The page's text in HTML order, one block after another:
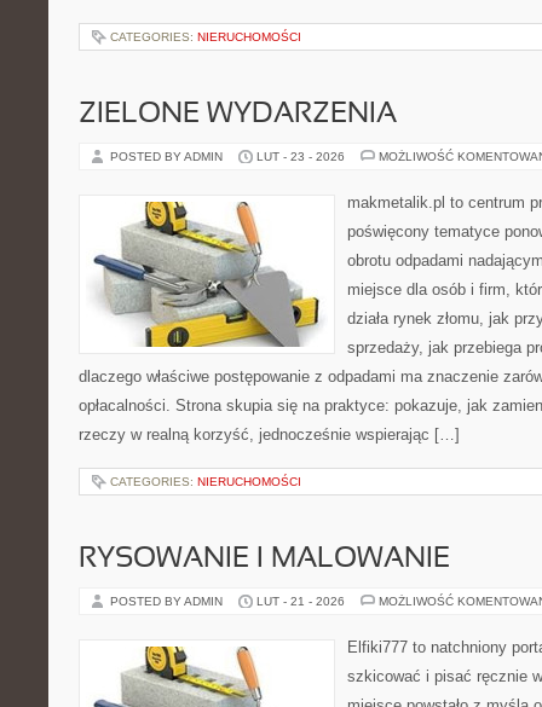
CATEGORIES: NIERUCHOMOŚCI
ZIELONE WYDARZENIA
POSTED BY ADMIN LUT - 23 - 2026 MOŻLIWOŚĆ
makmetalik.pl to centrum
poświęcony tematyce
obrotu odpadami
miejsce dla osób i firm,
działa rynek złomu, jak
sprzedaży, jak przebiega
dlaczego właściwe postępowanie z odpadami ma znaczenie
opłacalności. Strona skupia się na praktyce: pokazuje, jak
rzeczy w realną korzyść, jednocześnie wspierając […]
CATEGORIES: NIERUCHOMOŚCI
RYSOWANIE I MALOWANIE
POSTED BY ADMIN LUT - 21 - 2026 MOŻLIWOŚĆ
Elfiki777 to natchniony
szkicować i pisać ręcznie